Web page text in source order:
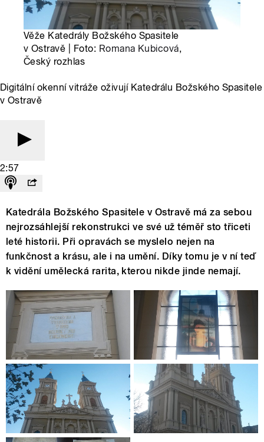
Věže Katedrály Božského Spasitele
v Ostravě | Foto: Romana Kubicová,
Český rozhlas
Digitální okenní vitráže oživují Katedrálu Božského Spasitele
v Ostravě
2:57
Katedrála Božského Spasitele v Ostravě má za sebou
nejrozsáhlejší rekonstrukci ve své už téměř sto třiceti
leté historii. Při opravách se myslelo nejen na
funkčnost a krásu, ale i na umění. Díky tomu je v ní teď
k vidění umělecká rarita, kterou nikde jinde nemají.